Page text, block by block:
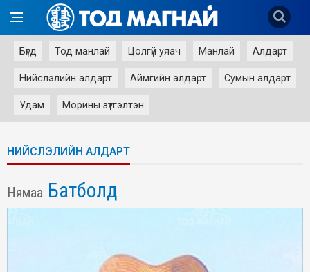
Бүгд Тод манлай Цолгүй уяач Манлай Алдарт
Нийслэлийн алдарт Аймгийн алдарт Сумын алдарт
Удам Морины зүтгэлтэн
НИЙСЛЭЛИЙН АЛДАРТ
Нямаа Батболд